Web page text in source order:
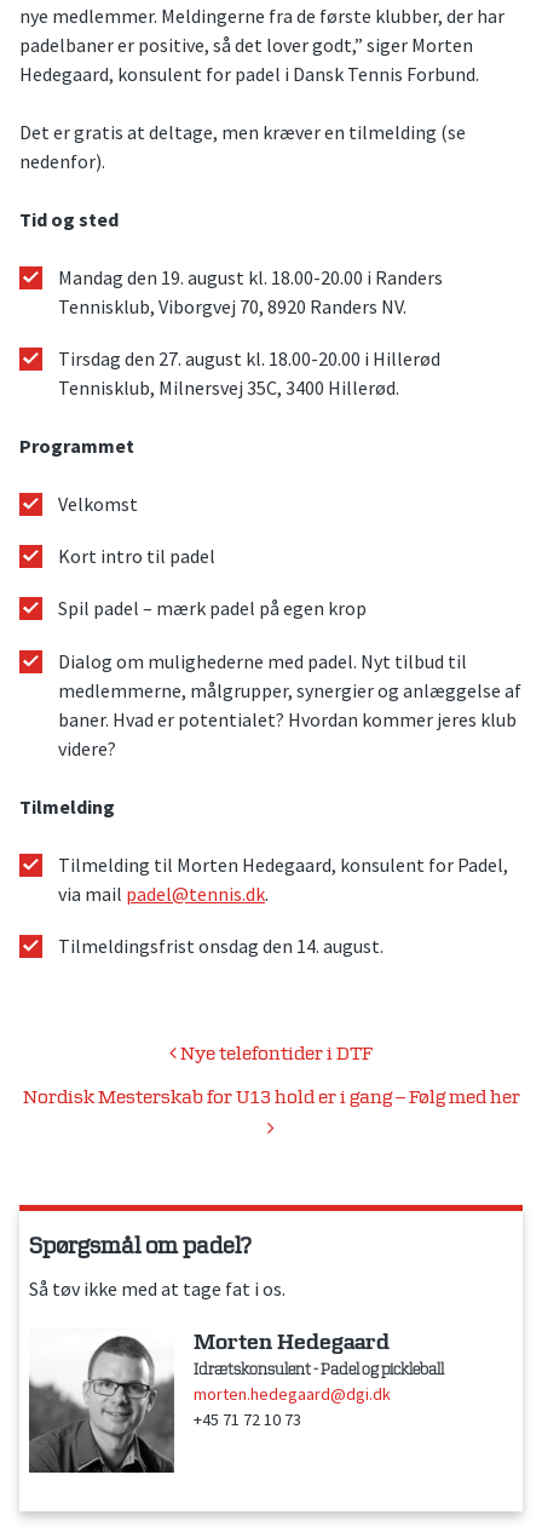
nye medlemmer. Meldingerne fra de første klubber, der har
padelbaner er positive, så det lover godt,” siger Morten
Hedegaard, konsulent for padel i Dansk Tennis Forbund.
Det er gratis at deltage, men kræver en tilmelding (se
nedenfor).
Tid og sted
Mandag den 19. august kl. 18.00-20.00 i Randers
Tennisklub, Viborgvej 70, 8920 Randers NV.
Tirsdag den 27. august kl. 18.00-20.00 i Hillerød
Tennisklub, Milnersvej 35C, 3400 Hillerød.
Programmet
Velkomst
Kort intro til padel
Spil padel – mærk padel på egen krop
Dialog om mulighederne med padel. Nyt tilbud til
medlemmerne, målgrupper, synergier og anlæggelse af
baner. Hvad er potentialet? Hvordan kommer jeres klub
videre?
Tilmelding
Tilmelding til Morten Hedegaard, konsulent for Padel,
via mail padel@tennis.dk.
Tilmeldingsfrist onsdag den 14. august.
IndlægsnavigationNye telefontider i DTF
Nordisk Mesterskab for U13 hold er i gang – Følg med her
Spørgsmål om padel?
Så tøv ikke med at tage fat i os.
Morten Hedegaard
Idrætskonsulent - Padel og pickleball
morten.hedegaard@dgi.dk
+45 71 72 10 73